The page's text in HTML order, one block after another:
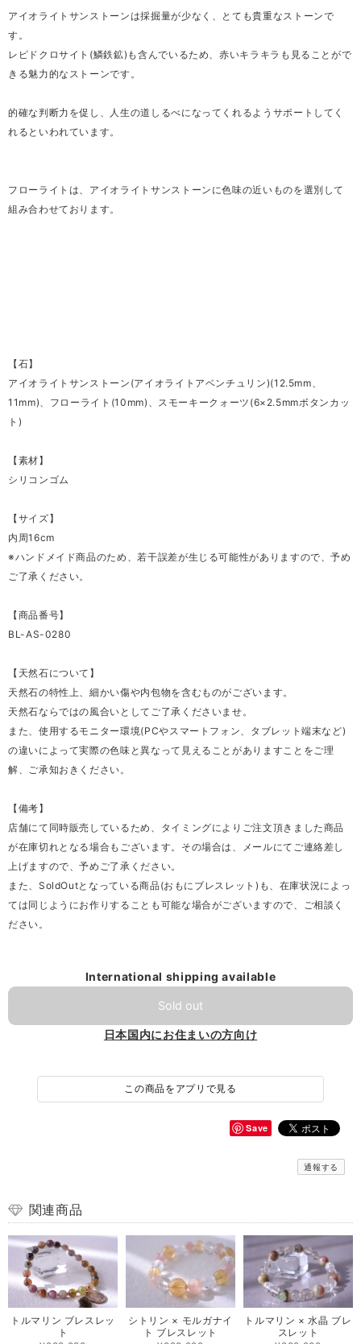
アイオライトサンストーンは採掘量が少なく、とても貴重なストーンで
す。
レピドクロサイト(鱗鉄鉱)も含んでいるため、赤いキラキラも見ることがで
きる魅力的なストーンです。
的確な判断力を促し、人生の道しるべになってくれるようサポートしてく
れるといわれています。
フローライトは、アイオライトサンストーンに色味の近いものを選別して
組み合わせております。
【石】
アイオライトサンストーン(アイオライトアベンチュリン)(12.5mm、
11mm)、フローライト(10mm)、スモーキークォーツ(6×2.5mmボタンカッ
ト)
【素材】
シリコンゴム
【サイズ】
内周16cm
※ハンドメイド商品のため、若干誤差が生じる可能性がありますので、予め
ご了承ください。
【商品番号】
BL-AS-0280
【天然石について】
天然石の特性上、細かい傷や内包物を含むものがございます。
天然石ならではの風合いとしてご了承くださいませ。
また、使用するモニター環境(PCやスマートフォン、タブレット端末など)
の違いによって実際の色味と異なって見えることがありますことをご理
解、ご承知おきください。
【備考】
店舗にて同時販売しているため、タイミングによりご注文頂きました商品
が在庫切れとなる場合もございます。その場合は、メールにてご連絡差し
上げますので、予めご了承ください。
また、SoldOutとなっている商品(おもにブレスレット)も、在庫状況によっ
ては同じようにお作りすることも可能な場合がございますので、ご相談く
ださい。
International shipping available
Sold out
日本国内にお住まいの方向け
この商品をアプリで見る
Save
通報する
関連商品
トルマリン ブレスレッ
ト
シトリン × モルガナイ
ト ブレスレット
トルマリン × 水晶 ブレ
スレット